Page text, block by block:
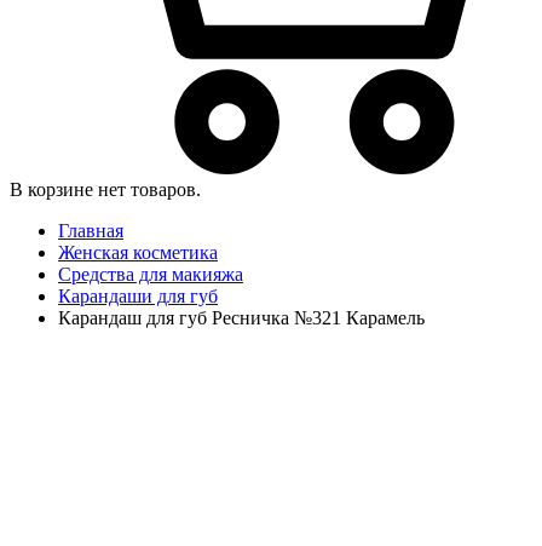
В корзине нет товаров.
Главная
Женская косметика
Средства для макияжа
Карандаши для губ
Карандаш для губ Ресничка №321 Карамель